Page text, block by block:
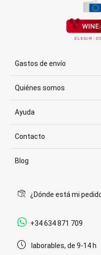
Gastos de envío
Quiénes somos
Ayuda
Contacto
Blog
¿Dónde está mi
+34 634 871 709
laborables, de 9-14 h